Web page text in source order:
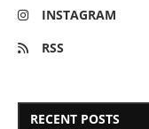
INSTAGRAM
RSS
RECENT POSTS